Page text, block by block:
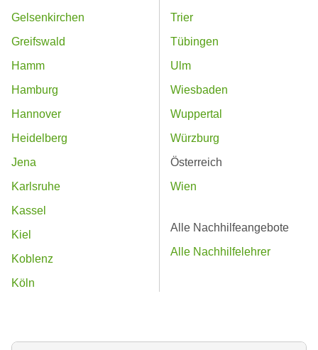
Gelsenkirchen
Greifswald
Hamm
Hamburg
Hannover
Heidelberg
Jena
Karlsruhe
Kassel
Kiel
Koblenz
Köln
Trier
Tübingen
Ulm
Wiesbaden
Wuppertal
Würzburg
Österreich
Wien
Alle Nachhilfeangebote
Alle Nachhilfelehrer